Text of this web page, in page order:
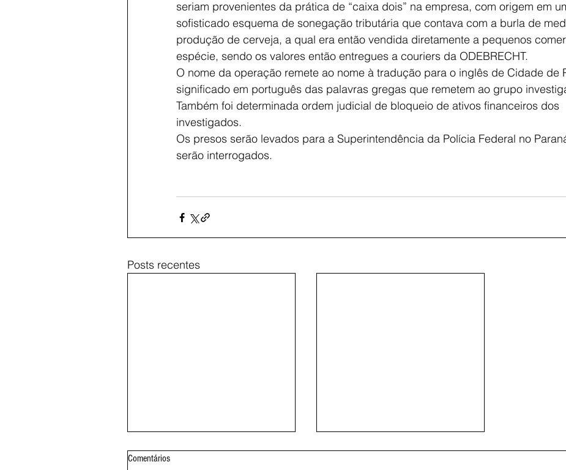
seriam provenientes da prática de “caixa dois” na empresa, com origem em
sofisticado esquema de sonegação tributária que contava com a burla de
produção de cerveja, a qual era então vendida diretamente a pequenos
espécie, sendo os valores então entregues a couriers da ODEBRECHT.
O nome da operação remete ao nome à tradução para o inglês de Cidade de
significado em português das palavras gregas que remetem ao grupo
Também foi determinada ordem judicial de bloqueio de ativos financeiros dos
investigados.
Os presos serão levados para a Superintendência da Polícia Federal no
serão interrogados.
Posts recentes
Comentários